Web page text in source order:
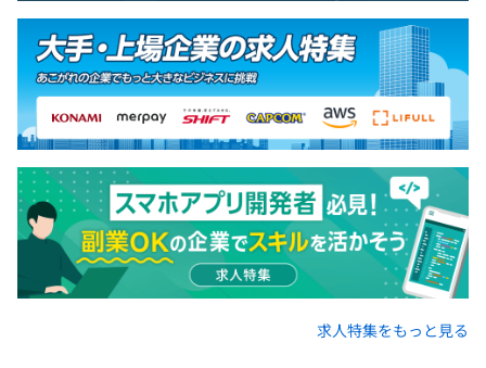
【プロダクト開発環境】
・インフラ：GCP, AWS
・プロジェクトデザイン：Miro, Figma
・利用言語やフレームワーク：Python, Go, SQL
・ドキュメント管理：Confluence, Google Drive
・チケット管理：Jira
・コミュニケーション：Slack
・コンテナ技術：Docker, Kubernetes
・Data Warehouse：BigQuery
・ETL：Cloud Functions, Dataform
・データコレクタ：Dataflow, Pub/Sub求人特集をもっと見る